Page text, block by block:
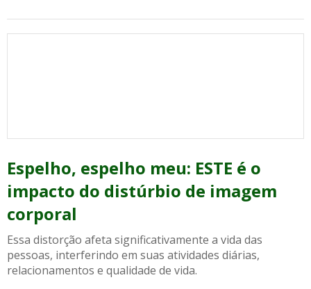
Espelho, espelho meu: ESTE é o
impacto do distúrbio de imagem
corporal
Essa distorção afeta significativamente a vida das
pessoas, interferindo em suas atividades diárias,
relacionamentos e qualidade de vida.